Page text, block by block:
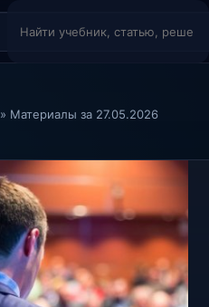
» Материалы за 27.05.2026